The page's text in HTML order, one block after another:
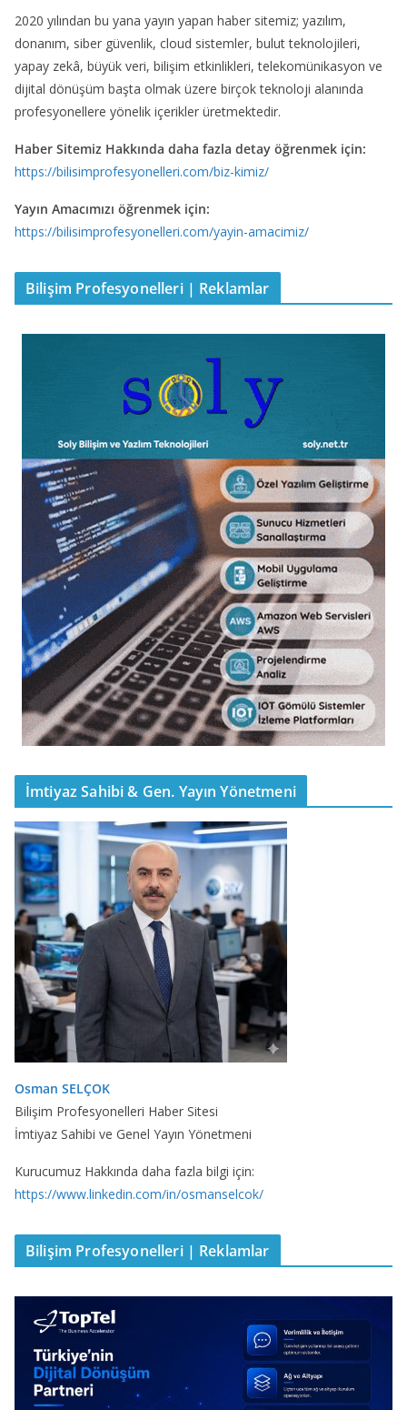
2020 yılından bu yana yayın yapan haber sitemiz; yazılım,
donanım, siber güvenlik, cloud sistemler, bulut teknolojileri,
yapay zekâ, büyük veri, bilişim etkinlikleri, telekomünikasyon ve
dijital dönüşüm başta olmak üzere birçok teknoloji alanında
profesyonellere yönelik içerikler üretmektedir.
Haber Sitemiz Hakkında daha fazla detay öğrenmek için:
https://bilisimprofesyonelleri.com/biz-kimiz/
Yayın Amacımızı öğrenmek için:
https://bilisimprofesyonelleri.com/yayin-amacimiz/
Bilişim Profesyonelleri | Reklamlar
İmtiyaz Sahibi & Gen. Yayın Yönetmeni
Osman SELÇOK
Bilişim Profesyonelleri Haber Sitesi
İmtiyaz Sahibi ve Genel Yayın Yönetmeni
Kurucumuz Hakkında daha fazla bilgi için:
https://www.linkedin.com/in/osmanselcok/
Bilişim Profesyonelleri | Reklamlar